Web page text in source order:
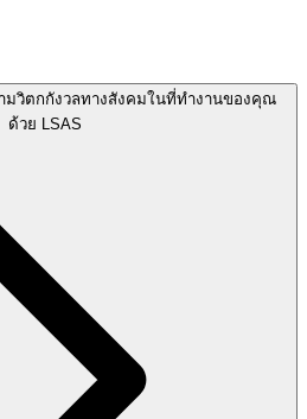
มวิตกกังวลทางสังคมในที่ทำงานของคุณ
ด้วย LSAS